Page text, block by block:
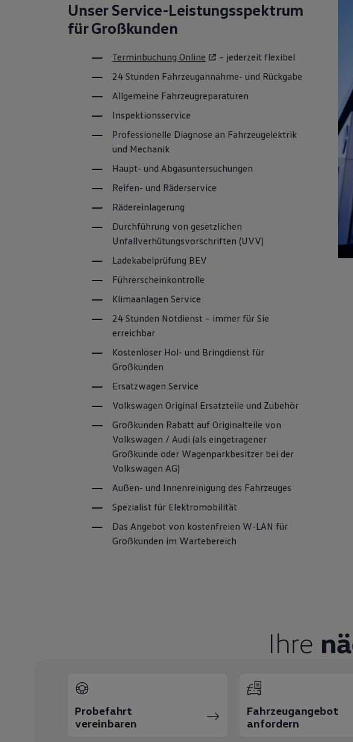
R-Modelle
R Experience
Driving Experience
Werkbesichtigung
Factory visit
Lifestyle Shop
Golf Kollektion
ID. Kollektion
Volkswagen Kollektion
R-Kollektion
GTI Kollektion
Fußball Drop
we drive football
Besitzer und Service
Software Updates
Inspektion und HU/AU
Reparaturen und Checks
Räder und Reifen
Economy Service
Volkswagen Teile
Modellspezifisches Zubehör
Schutz und Pflege
Transport
Entertainment und Elektronik
Individualisieren
Wallbox und Ladekabel
Dienste für Ihr Modell finden
Volkswagen Apps, Login und Shop
Handy und Fahrzeug verbinden
Updates für Software, Karten und Radio
Vorgängermodelle
Kundeninformationen
Volkswagen Kundenbetreuung
Assistenzsysteme
Digitale Betriebsanleitung
Live Beratung
Transport
Unser Service-Leistungsspektrum
für Großkunden
Terminbuchung Online
– jederzeit flexibel
24 Stunden Fahrzeugannahme- und Rückgabe
Allgemeine Fahrzeugreparaturen
Inspektionsservice
Professionelle Diagnose an Fahrzeugelektrik
und Mechanik
Haupt- und Abgasuntersuchungen
Reifen- und Räderservice
Rädereinlagerung
Durchführung von gesetzlichen
Unfallverhütungsvorschriften (UVV)
Ladekabelprüfung BEV
Führerscheinkontrolle
Klimaanlagen Service
24 Stunden Notdienst – immer für Sie
erreichbar
Kostenloser Hol- und Bringdienst für
Großkunden
Ersatzwagen Service
Volkswagen Original Ersatzteile und Zubehör
Großkunden Rabatt auf Originalteile von
Volkswagen / Audi (als eingetragener
Großkunde oder Wagenparkbesitzer bei der
Volkswagen AG)
Außen- und Innenreinigung des Fahrzeuges
Spezialist für Elektromobilität
Das Angebot von kostenfreien W-LAN für
Großkunden im Wartebereich
Ihre
Probefahrt
vereinbaren
Fahrzeugangebot
anfordern